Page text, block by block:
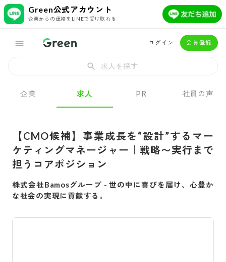
Green公式アカウント
企業からの連絡をLINEで受け取れる
ログイン 会員登録
求人を探す
企業 求人 PR 社員の声
【CMO候補】事業成長を“設計”するマー
ケティングマネージャー｜戦略〜実行まで
担うコアポジション
株式会社Bamosグループ -世の中に喜びを届け、心豊か
な社会の実現に貢献する。